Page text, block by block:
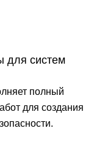
для систем
полный
для создания